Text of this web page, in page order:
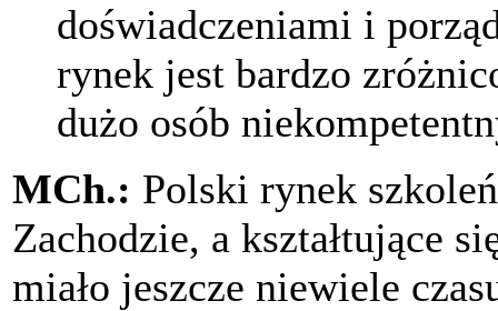
doświadczeniami i
rynek jest bardzo
dużo osób
MCh.: Polski rynek
Zachodzie, a kształtujące
miało jeszcze niewiele